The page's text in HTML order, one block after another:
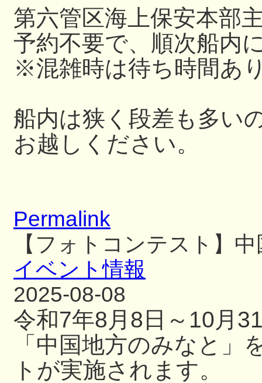
第六管区海上保安本部
予約不要で、順次船内
※混雑時は待ち時間あ
船内は狭く段差も多い
お越しください。
Permalink
【フォトコンテスト】
イベント情報
2025-08-08
令和7年8月8日～10月
「中国地方のみなと
トが実施されます。